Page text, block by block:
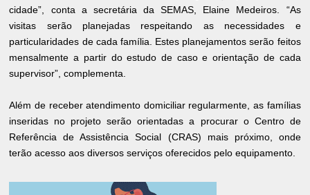
cidade”, conta a secretária da SEMAS, Elaine Medeiros. “As
visitas serão planejadas respeitando as necessidades e
particularidades de cada família. Estes planejamentos serão feitos
mensalmente a partir do estudo de caso e orientação de cada
supervisor”, complementa.
Além de receber atendimento domiciliar regularmente, as famílias
inseridas no projeto serão orientadas a procurar o Centro de
Referência de Assistência Social (CRAS) mais próximo, onde
terão acesso aos diversos serviços oferecidos pelo equipamento.